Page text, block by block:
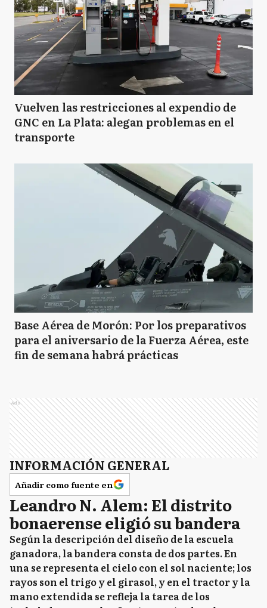
Vuelven las restricciones al expendio de
GNC en La Plata: alegan problemas en el
transporte
Base Aérea de Morón: Por los preparativos
para el aniversario de la Fuerza Aérea, este
fin de semana habrá prácticas
Ads
INFORMACIÓN GENERAL
Añadir como fuente en
Leandro N. Alem: El distrito
bonaerense eligió su bandera
Según la descripción del diseño de la escuela
ganadora, la bandera consta de dos partes. En
una se representa el cielo con el sol naciente; los
rayos son el trigo y el girasol, y en el tractor y la
mano extendida se refleja la tarea de los